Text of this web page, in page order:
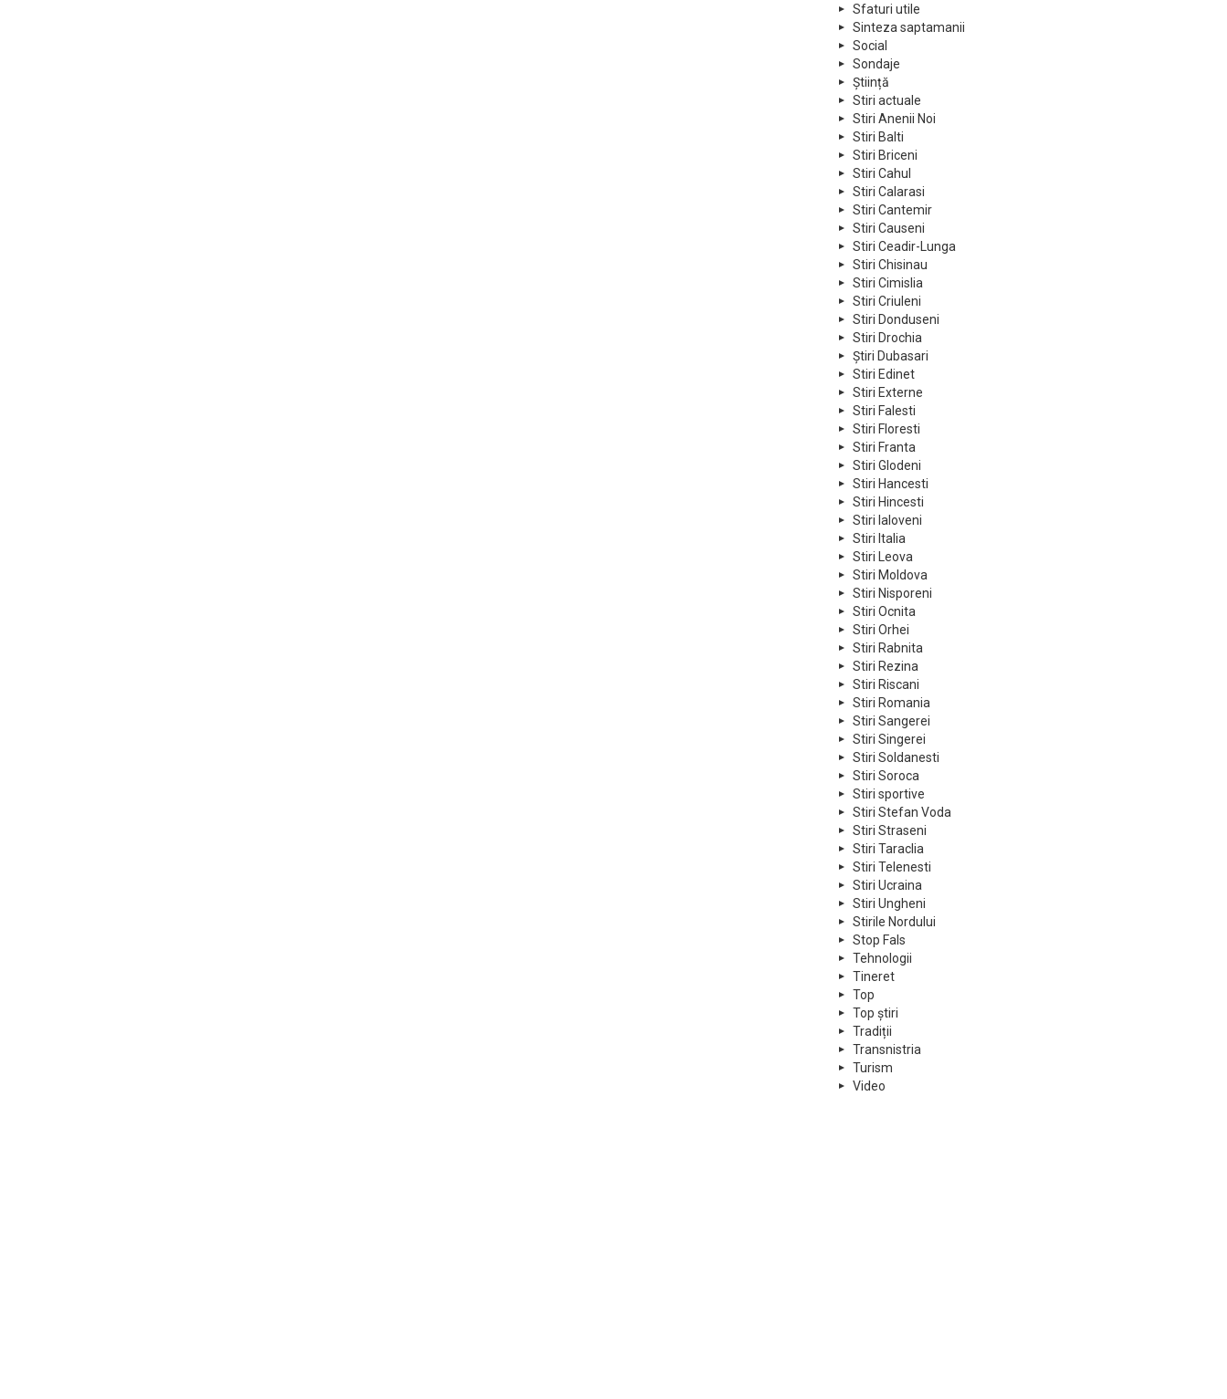
Sfaturi utile
Sinteza saptamanii
Social
Sondaje
Știință
Stiri actuale
Stiri Anenii Noi
Stiri Balti
Stiri Briceni
Stiri Cahul
Stiri Calarasi
Stiri Cantemir
Stiri Causeni
Stiri Ceadir-Lunga
Stiri Chisinau
Stiri Cimislia
Stiri Criuleni
Stiri Donduseni
Stiri Drochia
Știri Dubasari
Stiri Edinet
Stiri Externe
Stiri Falesti
Stiri Floresti
Stiri Franta
Stiri Glodeni
Stiri Hancesti
Stiri Hincesti
Stiri Ialoveni
Stiri Italia
Stiri Leova
Stiri Moldova
Stiri Nisporeni
Stiri Ocnita
Stiri Orhei
Stiri Rabnita
Stiri Rezina
Stiri Riscani
Stiri Romania
Stiri Sangerei
Stiri Singerei
Stiri Soldanesti
Stiri Soroca
Stiri sportive
Stiri Stefan Voda
Stiri Straseni
Stiri Taraclia
Stiri Telenesti
Stiri Ucraina
Stiri Ungheni
Stirile Nordului
Stop Fals
Tehnologii
Tineret
Top
Top știri
Tradiții
Transnistria
Turism
Video